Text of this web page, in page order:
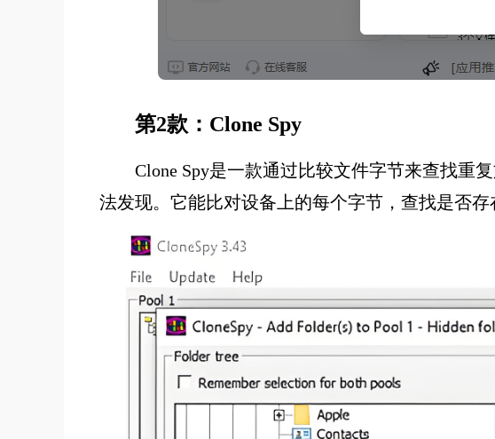
第2款：Clone Spy
Clone Spy是一款通过比较文件字节来查找重
法发现。它能比对设备上的每个字节，查找是否